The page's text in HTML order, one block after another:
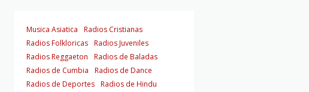
Musica Asiatica
Radios Cristianas
Radios Folkloricas Radios Juveniles
Radios Reggaeton
Radios de Baladas
Radios de Cumbia
Radios de Dance
Radios de Deportes Radios de Hindu